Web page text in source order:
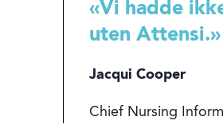
«Vi hadde
uten Attensi.»
Jacqui Cooper
Chief Nursing